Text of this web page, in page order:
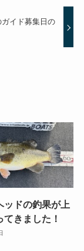
ガイド募集日の
ッドの釣果が上
てきました！